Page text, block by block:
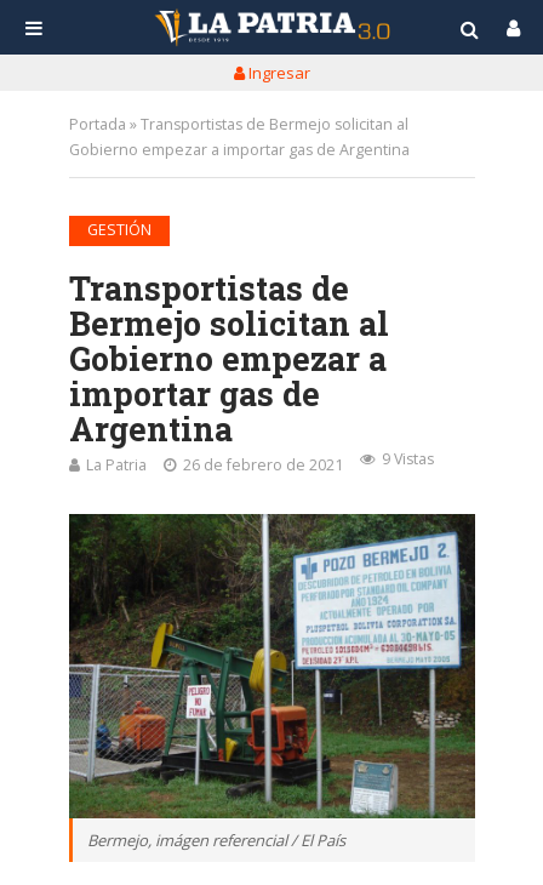
Ingresar
Portada »Transportistas de Bermejo solicitan al
Gobierno empezar a importar gas de Argentina
GESTIÓN
Transportistas de
Bermejo solicitan al
Gobierno empezar a
importar gas de
Argentina
La Patria 26 de febrero de 2021 9 Vistas
Bermejo, imágen referencial / El País